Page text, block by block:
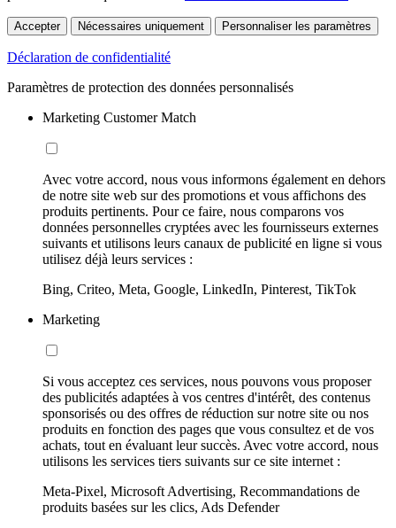
Accepter Nécessaires uniquement Personnaliser les paramètres
Déclaration de confidentialité
Paramètres de protection des données personnalisés
Marketing Customer Match
Avec votre accord, nous vous informons également en dehors
de notre site web sur des promotions et vous affichons des
produits pertinents. Pour ce faire, nous comparons vos
données personnelles cryptées avec les fournisseurs externes
suivants et utilisons leurs canaux de publicité en ligne si vous
utilisez déjà leurs services :
Bing, Criteo, Meta, Google, LinkedIn, Pinterest, TikTok
Marketing
Si vous acceptez ces services, nous pouvons vous proposer
des publicités adaptées à vos centres d'intérêt, des contenus
sponsorisés ou des offres de réduction sur notre site ou nos
produits en fonction des pages que vous consultez et de vos
achats, tout en évaluant leur succès. Avec votre accord, nous
utilisons les services tiers suivants sur ce site internet :
Meta-Pixel, Microsoft Advertising, Recommandations de
produits basées sur les clics, Ads Defender